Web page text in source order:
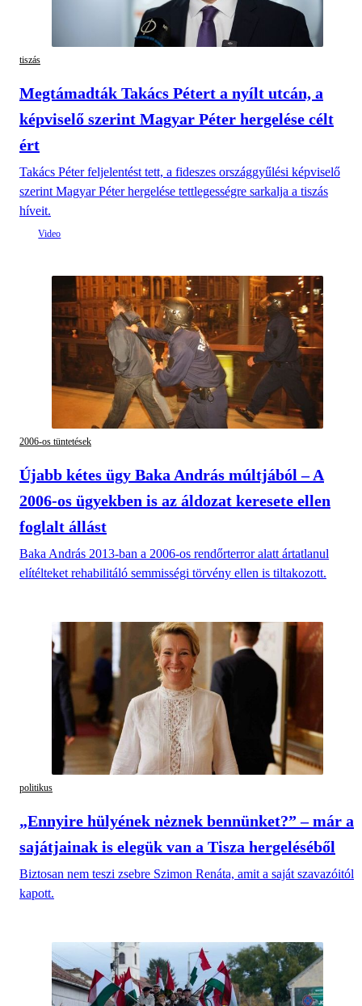
tiszás
Megtámadták Takács Pétert a nyílt utcán, a
képviselő szerint Magyar Péter hergelése célt
ért
Takács Péter feljelentést tett, a fideszes országgyűlési képviselő
szerint Magyar Péter hergelése tettlegességre sarkalja a tiszás
híveit.
2006-os tüntetések
Újabb kétes ügy Baka András múltjából – A
2006-os ügyekben is az áldozat keresete ellen
foglalt állást
Baka András 2013-ban a 2006-os rendőrterror alatt ártatlanul
elítélteket rehabilitáló semmisségi törvény ellen is tiltakozott.
politikus
„Ennyire hülyének nėznek bennünket?” – már a
sajátjainak is elegük van a Tisza hergeléséből
Biztosan nem teszi zsebre Szimon Renáta, amit a saját szavazóitól
kapott.